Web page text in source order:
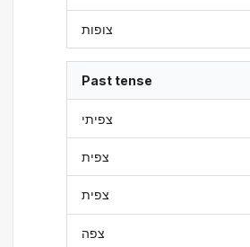
צופות
Past tense
צפיתי
צפית
צפית
צפה